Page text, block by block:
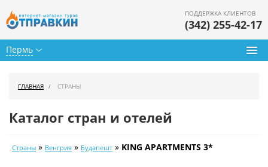
Пермь
ПОДДЕРЖКА КЛИЕНТОВ
(342) 255-42-17
Календарь туров
ГЛАВНАЯ СТРАНЫ
Каталог стран и отелей
Страны » Венгрия » Будапешт » KING APARTMENTS 3*